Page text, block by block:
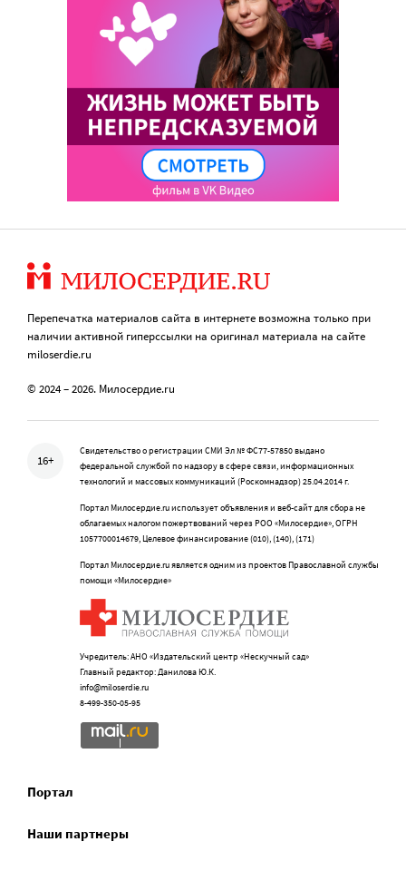
Перепечатка материалов сайта в интернете возможна только при
наличии активной гиперссылки на оригинал материала на сайте
miloserdie.ru
© 2024 – 2026. Милосердие.ru
16+
Свидетельство о регистрации СМИ Эл № ФС77-57850 выдано
федеральной службой по надзору в сфере связи, информационных
технологий и массовых коммуникаций (Роскомнадзор) 25.04.2014 г.
Портал Милосердие.ru использует объявления и веб-сайт для сбора не
облагаемых налогом пожертвований через РОО «Милосердие», ОГРН
1057700014679, Целевое финансирование (010), (140), (171)
Портал Милосердие.ru является одним из проектов Православной службы
помощи «Милосердие»
Учредитель: АНО «Издательский центр «Нескучный сад»
Главный редактор: Данилова Ю.К.
info@miloserdie.ru
8-499-350-05-95
Портал
Наши партнеры